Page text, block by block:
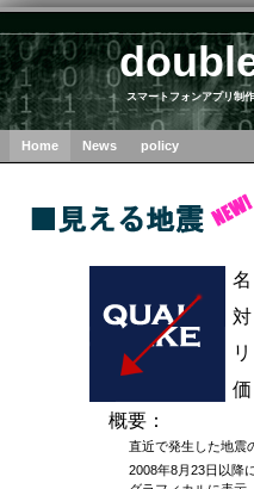
スマートフォンアプリ制
Home News policy
概要：
直近で発生した地震の
2008年8月23日以降に